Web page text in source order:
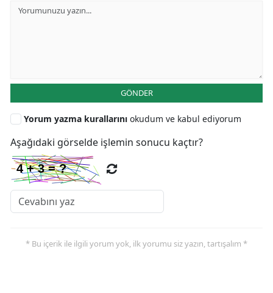
GÖNDER
Yorum yazma kurallarını okudum ve kabul ediyorum
Aşağıdaki görselde işlemin sonucu kaçtır?
* Bu içerik ile ilgili yorum yok, ilk yorumu siz yazın, tartışalım *